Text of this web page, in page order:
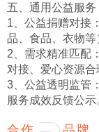
五、通用公益服务
1、公益捐赠对接
品、食品、衣物等
2、需求精准匹配
对接、爱心资源合
3、公益透明监管
服务成效反馈公示